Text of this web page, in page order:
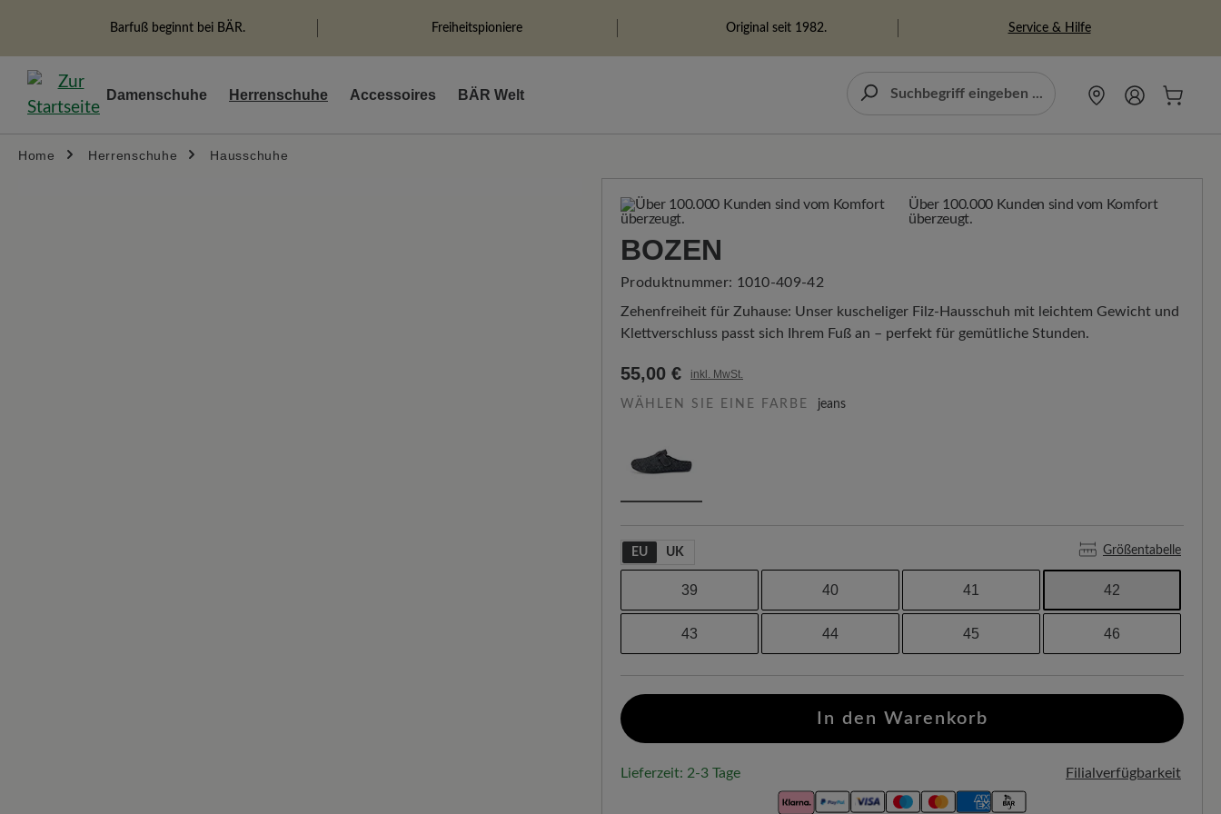
Zur Hauptnavigation springen
Barfuß beginnt bei BÄR. Freiheitspioniere Original seit 1982. Service & Hilfe
Damenschuhe Herrenschuhe Accessoires BÄR Welt
Home Herrenschuhe Hausschuhe
Über 100.000 Kunden sind vom Komfort
überzeugt.
BOZEN
Produktnummer: 1010-409-42
Zehenfreiheit für Zuhause: Unser kuscheliger Filz-Hausschuh mit leichtem Gewicht und
Klettverschluss passt sich Ihrem Fuß an – perfekt für gemütliche Stunden.
55,00 € inkl. MwSt.
WÄHLEN SIE EINE FARBE jeans
EU UK Größentabelle
39 40 41 42
43 44 45 46
In den Warenkorb
Lieferzeit: 2-3 Tage Filialverfügbarkeit